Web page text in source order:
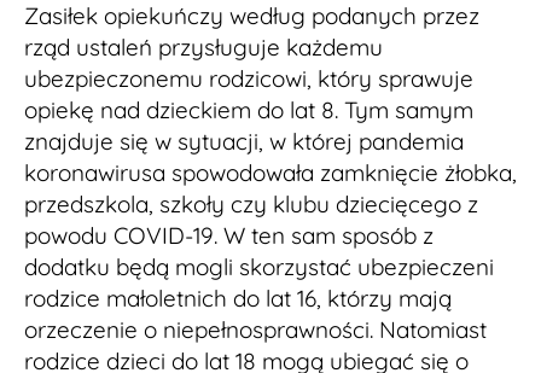
Zasiłek opiekuńczy według podanych przez
rząd ustaleń przysługuje każdemu
ubezpieczonemu rodzicowi, który sprawuje
opiekę nad dzieckiem do lat 8. Tym samym
znajduje się w sytuacji, w której pandemia
koronawirusa spowodowała zamknięcie żłobka,
przedszkola, szkoły czy klubu dziecięcego z
powodu COVID-19. W ten sam sposób z
dodatku będą mogli skorzystać ubezpieczeni
rodzice małoletnich do lat 16, którzy mają
orzeczenie o niepełnosprawności. Natomiast
rodzice dzieci do lat 18 mogą ubiegać się o